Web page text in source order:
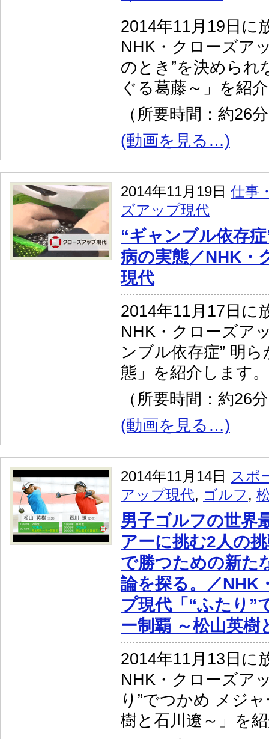
2014年11月19日に
NHK・クローズア
のとき”を決められ
ぐる葛藤～」を紹
（所要時間：約26
(動画を見る…)
2014年11月19日 仕事
ズアップ現代
“ギャンブル依存
病の実態／NHK・
現代
2014年11月17日に
NHK・クローズア
ンブル依存症” 明
態」を紹介します。
（所要時間：約26
(動画を見る…)
2014年11月14日
スポ
アップ現代, ゴルフ ,
男子ゴルフの世界
アーに挑む2人の
で勝つための新た
論を探る。／NHK
プ現代「“ふたり”
ー制覇 ～松山英樹
2014年11月13日に
NHK・クローズア
り”でつかめ メジ
樹と石川遼～」を